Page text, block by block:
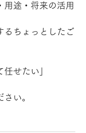
用途・将来の活用
るちょっとしたご
せたい」
い。